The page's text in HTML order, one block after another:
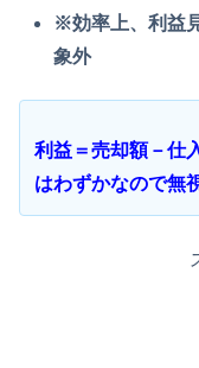
※効率上、利益
象外
利益＝売却額－仕
はわずかなので無